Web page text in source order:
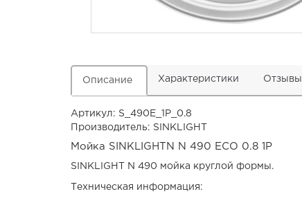
Описание Характеристики Отзывы
Артикул: S_490E_1P_0.8
Производитель: SINKLIGHT
Мойка SINKLIGHTN N 490 ECO 0.8 1P
SINKLIGHT N 490 мойка круглой формы.
Техническая информация: